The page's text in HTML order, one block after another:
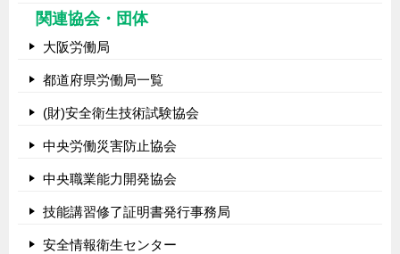
関連協会・団体
大阪労働局
都道府県労働局一覧
(財)安全衛生技術試験協会
中央労働災害防止協会
中央職業能力開発協会
技能講習修了証明書発行事務局
安全情報衛生センター